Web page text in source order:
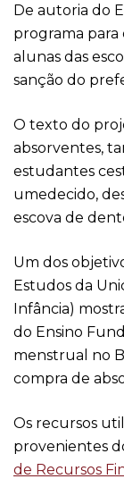
De autoria do
programa para
alunas das
sanção do
O texto do
absorventes,
estudantes
umedecido,
escova de
Um dos
Estudos da
Infância)
do Ensino
menstrual no
compra de
Os recursos
provenientes
de Recursos